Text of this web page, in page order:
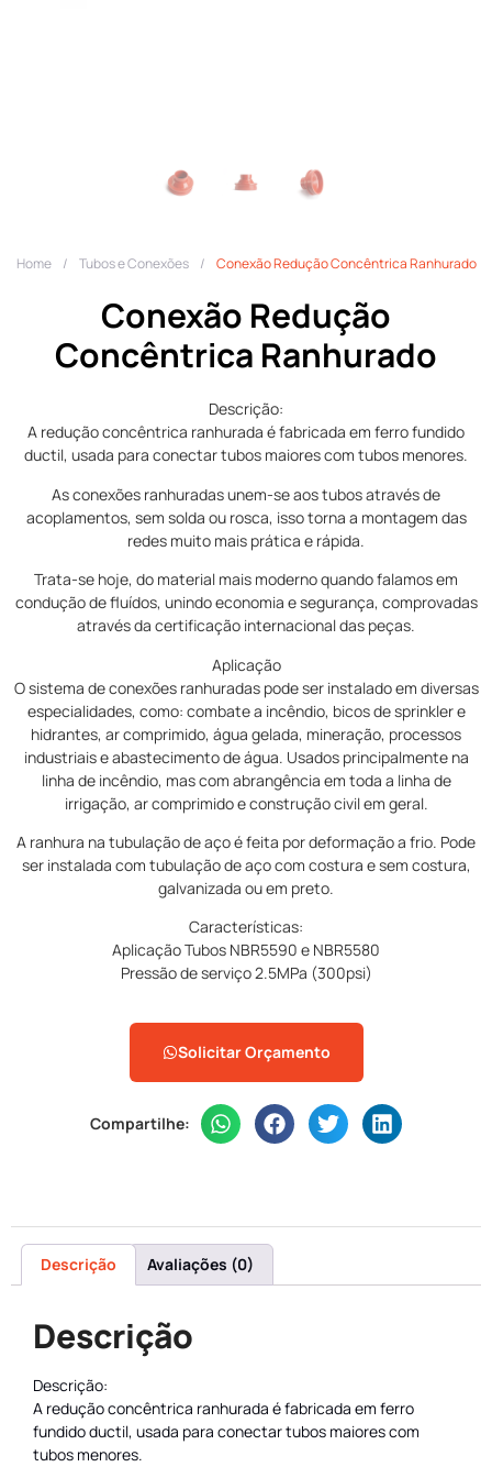
Home / Tubos e Conexões / Conexão Redução Concêntrica Ranhurado
Conexão Redução
Concêntrica Ranhurado
Descrição:
A redução concêntrica ranhurada é fabricada em ferro fundido
ductil, usada para conectar tubos maiores com tubos menores.
As conexões ranhuradas unem-se aos tubos através de
acoplamentos, sem solda ou rosca, isso torna a montagem das
redes muito mais prática e rápida.
Trata-se hoje, do material mais moderno quando falamos em
condução de fluídos, unindo economia e segurança, comprovadas
através da certificação internacional das peças.
Aplicação
O sistema de conexões ranhuradas pode ser instalado em diversas
especialidades, como: combate a incêndio, bicos de sprinkler e
hidrantes, ar comprimido, água gelada, mineração, processos
industriais e abastecimento de água. Usados principalmente na
linha de incêndio, mas com abrangência em toda a linha de
irrigação, ar comprimido e construção civil em geral.
A ranhura na tubulação de aço é feita por deformação a frio. Pode
ser instalada com tubulação de aço com costura e sem costura,
galvanizada ou em preto.
Características:
Aplicação Tubos NBR5590 e NBR5580
Pressão de serviço 2.5MPa (300psi)
Solicitar Orçamento
Compartilhe:
Descrição Avaliações (0)
Descrição
Descrição:
A redução concêntrica ranhurada é fabricada em ferro
fundido ductil, usada para conectar tubos maiores com
tubos menores.